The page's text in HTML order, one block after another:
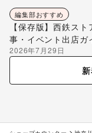
編集部おすすめ
【保存版】西鉄スト
事・イベント出店ガ
2026年7月29日